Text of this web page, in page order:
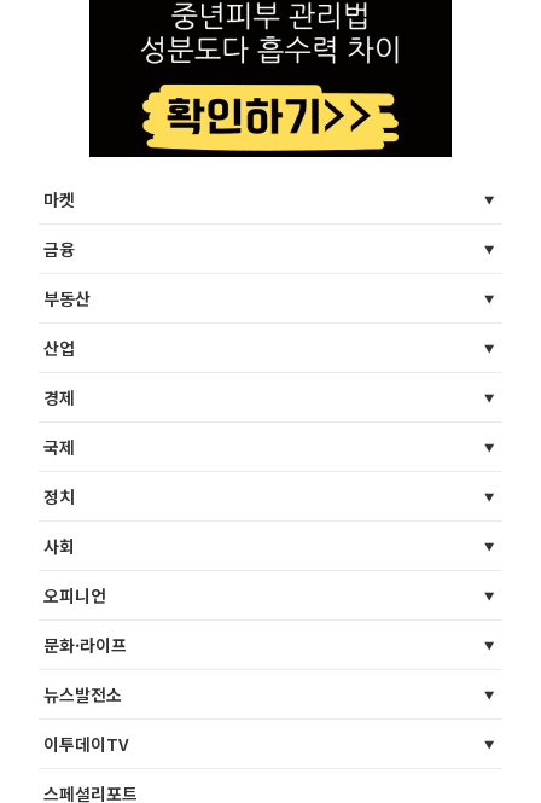
마켓
금융
부동산
산업
경제
국제
정치
사회
오피니언
문화·라이프
뉴스발전소
이투데이TV
스페셜리포트